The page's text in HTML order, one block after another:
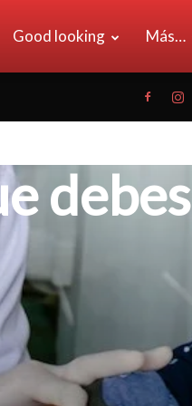
Good looking Más…
debes